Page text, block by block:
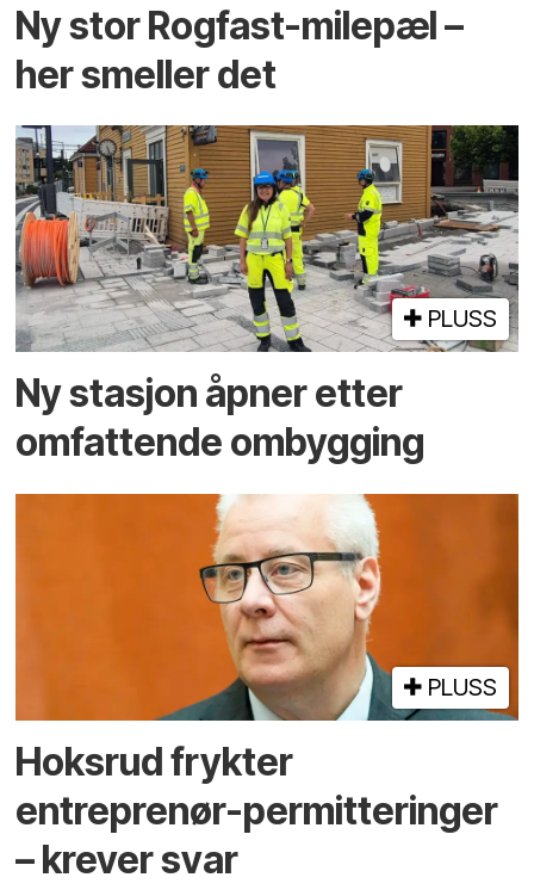
Ny stor Rogfast-milepæl –
her smeller det
PLUSS
Ny stasjon åpner etter
omfattende ombygging
PLUSS
Hoksrud frykter
entreprenør-permitteringer
– krever svar